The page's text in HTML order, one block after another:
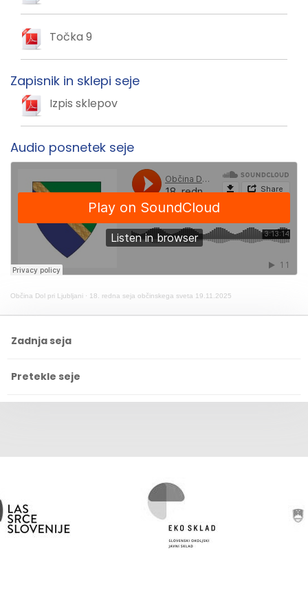
Točka 9
Zapisnik in sklepi seje
Izpis sklepov
Audio posnetek seje
Občina Dol pri Ljubljani · 18. redna seja občinskega sveta 19.11.2025
Zadnja seja
Pretekle seje